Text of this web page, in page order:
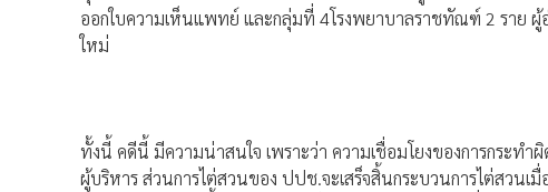
ออกใบความเห็นแพทย์ และกลุ่มที่ 4โรงพยาบาลราชทัณฑ์ 2 ราย
ใหม่
ทั้งนี้ คดีนี้ มีความน่าสนใจ เพราะว่า ความเชื่อมโยงของการกระ
ผู้บริหาร ส่วนการไต่สวนของ ปปช.จะเสร็จสิ้นกระบวนการไต่สวนเ